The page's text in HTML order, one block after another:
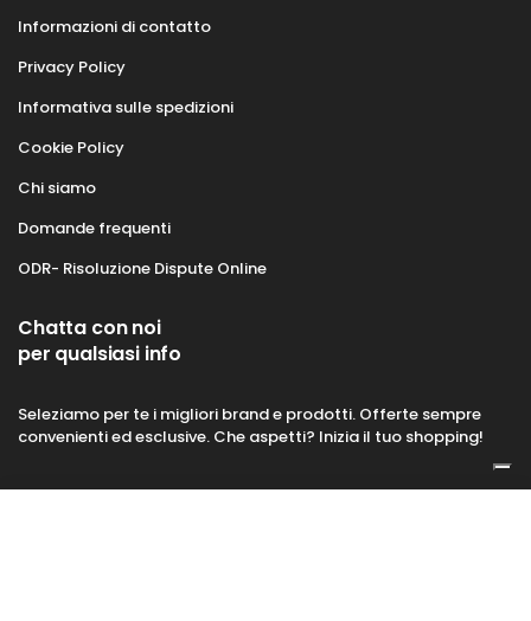
Informazioni di contatto
Privacy Policy
Informativa sulle spedizioni
Cookie Policy
Chi siamo
Domande frequenti
ODR- Risoluzione Dispute Online
Chatta con noi
per qualsiasi info
Seleziamo per te i migliori brand e prodotti. Offerte sempre
convenienti ed esclusive. Che aspetti? Inizia il tuo shopping!